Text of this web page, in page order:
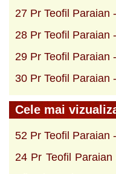
27 Pr Teofil Paraian
28 Pr Teofil Paraian
29 Pr Teofil Paraian
30 Pr Teofil Paraian
Cele mai
52 Pr Teofil Paraian
24 Pr Teofil